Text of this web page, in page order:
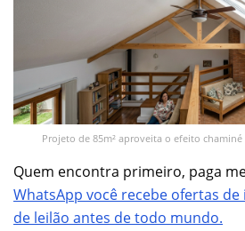
Projeto de 85m² aproveita o efeito
Quem encontra primeiro, paga
WhatsApp você recebe ofertas
de leilão antes de todo mundo.